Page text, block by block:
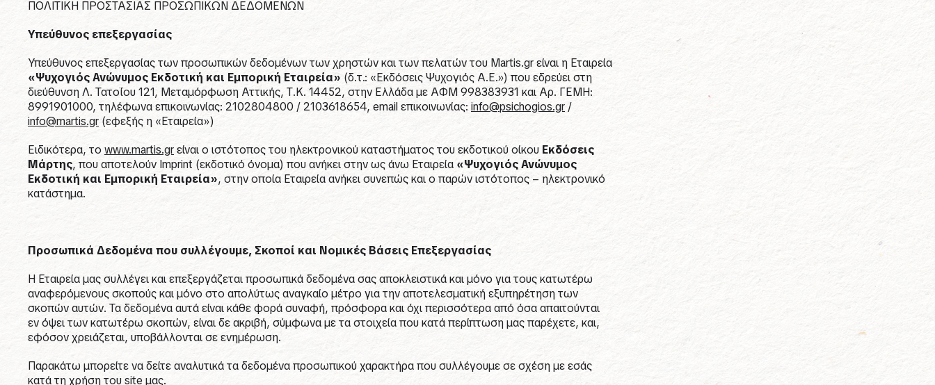
ΠΟΛΙΤΙΚΗ ΠΡΟΣΤΑΣΙΑΣ ΠΡΟΣΩΠΙΚΩΝ ΔΕΔΟΜΕΝΩΝ
Υπεύθυνος επεξεργασίας
Υπεύθυνος επεξεργασίας των προσωπικών δεδομένων των χρηστών και των πελατών του Martis.gr είναι η Εταιρεία
«Ψυχογιός Ανώνυμος Εκδοτική και Εμπορική Εταιρεία» (δ.τ.: «Εκδόσεις Ψυχογιός Α.Ε.») που εδρεύει στη
διεύθυνση Λ. Τατοΐου 121, Μεταμόρφωση Αττικής, Τ.Κ. 14452, στην Ελλάδα με ΑΦΜ 998383931 και Αρ. ΓΕΜΗ:
8991901000, τηλέφωνα επικοινωνίας: 2102804800 / 2103618654, email επικοινωνίας: info@psichogios.gr /
info@martis.gr (εφεξής η «Εταιρεία»)
Ειδικότερα, τοwww.martis.grείναι ο ιστότοπος του ηλεκτρονικού καταστήματος του εκδοτικού οίκου Εκδόσεις
Μάρτης, που αποτελούν Imprint (εκδοτικό όνομα) που ανήκει στην ως άνω Εταιρεία «Ψυχογιός Ανώνυμος
Εκδοτική και Εμπορική Εταιρεία», στην οποία Εταιρεία ανήκει συνεπώς και ο παρών ιστότοπος – ηλεκτρονικό
κατάστημα.
Προσωπικά Δεδομένα που συλλέγουμε, Σκοποί και Νομικές Βάσεις Επεξεργασίας
Η Εταιρεία μας συλλέγει και επεξεργάζεται προσωπικά δεδομένα σας αποκλειστικά και μόνο για τους κατωτέρω
αναφερόμενους σκοπούς και μόνο στο απολύτως αναγκαίο μέτρο για την αποτελεσματική εξυπηρέτηση των
σκοπών αυτών. Τα δεδομένα αυτά είναι κάθε φορά συναφή, πρόσφορα και όχι περισσότερα από όσα απαιτούνται
εν όψει των κατωτέρω σκοπών, είναι δε ακριβή, σύμφωνα με τα στοιχεία που κατά περίπτωση μας παρέχετε, και,
εφόσον χρειάζεται, υποβάλλονται σε ενημέρωση.
Παρακάτω μπορείτε να δείτε αναλυτικά τα δεδομένα προσωπικού χαρακτήρα που συλλέγουμε σε σχέση με εσάς
κατά τη χρήση του site μας.